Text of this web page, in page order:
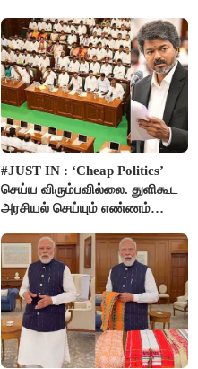
#JUST IN : ‘Cheap Politics’
செய்ய விரும்பவில்லை. துளிகூட
அரசியல் செய்யும் எண்ணம்
விஜய் பதில்!